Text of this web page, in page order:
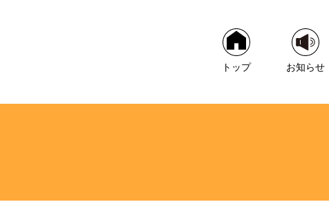
トップ お知らせ